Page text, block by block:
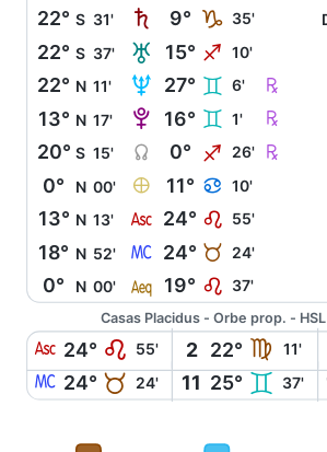
22° S 31' S 9° J 35'
22° S 37' T 15° I 10'
22° N 11' U 27° C 6' Ç
13° N 17' V 16° C 1' Ç
20° S 15' Y 0° I 26' Ç
0° N 00' È 11° D 10'
13° N 13' W 24° E 55'
18° N 52' X 24° B 24'
0° N 00' l 19° E 37'
Casas Placidus - Orbe prop. -
W 24° E 55' 2 22° F 11'
X 24° B 24' 11 25° C 37'